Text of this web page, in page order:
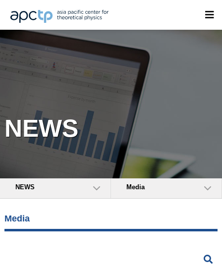
NEWS
NEWS Media
Media